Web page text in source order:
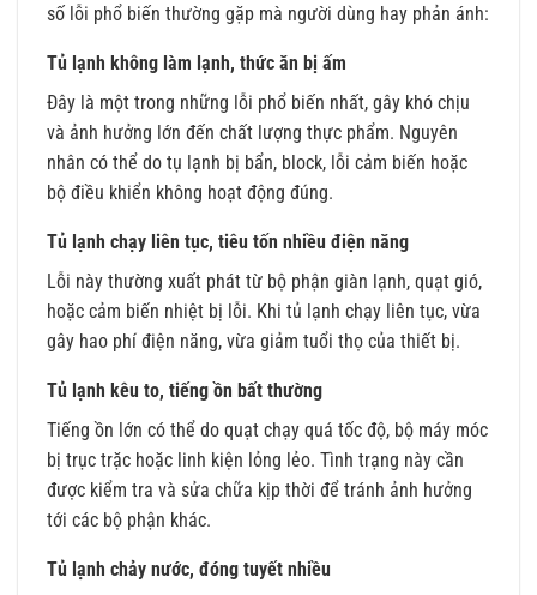
số lỗi phổ biến thường gặp mà người dùng hay phản ánh:
Tủ lạnh không làm lạnh, thức ăn bị ấm
Đây là một trong những lỗi phổ biến nhất, gây khó chịu
và ảnh hưởng lớn đến chất lượng thực phẩm. Nguyên
nhân có thể do tụ lạnh bị bẩn, block, lỗi cảm biến hoặc
bộ điều khiển không hoạt động đúng.
Tủ lạnh chạy liên tục, tiêu tốn nhiều điện năng
Lỗi này thường xuất phát từ bộ phận giàn lạnh, quạt gió,
hoặc cảm biến nhiệt bị lỗi. Khi tủ lạnh chạy liên tục, vừa
gây hao phí điện năng, vừa giảm tuổi thọ của thiết bị.
Tủ lạnh kêu to, tiếng ồn bất thường
Tiếng ồn lớn có thể do quạt chạy quá tốc độ, bộ máy móc
bị trục trặc hoặc linh kiện lỏng lẻo. Tình trạng này cần
được kiểm tra và sửa chữa kịp thời để tránh ảnh hưởng
tới các bộ phận khác.
Tủ lạnh chảy nước, đóng tuyết nhiều